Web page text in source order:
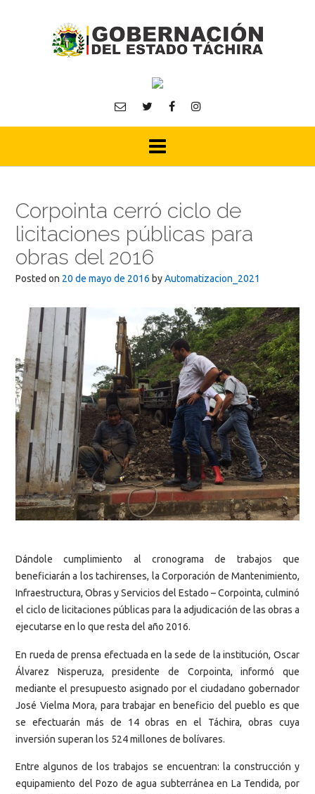
Corpointa cerró ciclo de
licitaciones públicas para
obras del 2016
Posted on 20 de mayo de 2016 byAutomatizacion_2021
Dándole cumplimiento al cronograma de trabajos que
beneficiarán a los tachirenses, la Corporación de Mantenimiento,
Infraestructura, Obras y Servicios del Estado – Corpointa, culminó
el ciclo de licitaciones públicas para la adjudicación de las obras a
ejecutarse en lo que resta del año 2016.
En rueda de prensa efectuada en la sede de la institución, Oscar
Álvarez Nisperuza, presidente de Corpointa, informó que
mediante el presupuesto asignado por el ciudadano gobernador
José Vielma Mora, para trabajar en beneficio del pueblo es que
se efectuarán más de 14 obras en el Táchira, obras cuya
inversión superan los 524 millones de bolívares.
Entre algunos de los trabajos se encuentran: la construcción y
equipamiento del Pozo de agua subterránea en La Tendida, por